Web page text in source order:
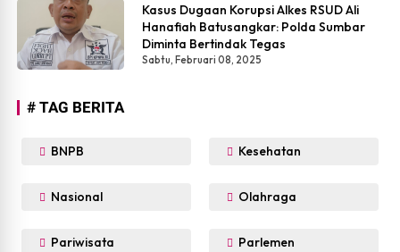
Kasus Dugaan Korupsi Alkes RSUD Ali
Hanafiah Batusangkar: Polda Sumbar
Diminta Bertindak Tegas
Sabtu, Februari 08, 2025
# TAG BERITA
BNPB Kesehatan
Nasional Olahraga
Pariwisata Parlemen